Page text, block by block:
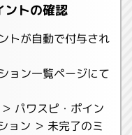
ントの確認
トが自動で付与され
ョン一覧ページにて
パワスピ・ポイン
ョン ＞ 未完了のミ